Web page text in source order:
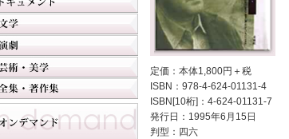
定価：本体1,800円＋税
ISBN：978-4-624-01131-4
ISBN[10桁]：4-624-01131-7
発行日：1995年6月15日
判型：四六